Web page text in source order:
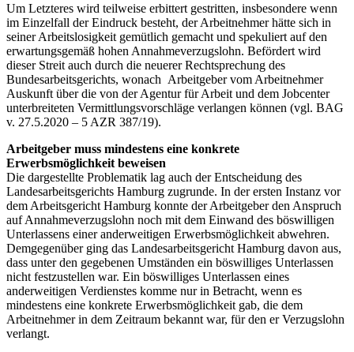
Um Letzteres wird teilweise erbittert gestritten, insbesondere wenn
im Einzelfall der Eindruck besteht, der Arbeitnehmer hätte sich in
seiner Arbeitslosigkeit gemütlich gemacht und spekuliert auf den
erwartungsgemäß hohen Annahmeverzugslohn. Befördert wird
dieser Streit auch durch die neuerer Rechtsprechung des
Bundesarbeitsgerichts, wonach Arbeitgeber vom Arbeitnehmer
Auskunft über die von der Agentur für Arbeit und dem Jobcenter
unterbreiteten Vermittlungsvorschläge verlangen können (vgl. BAG
v. 27.5.2020 – 5 AZR 387/19).
Arbeitgeber muss mindestens eine konkrete
Erwerbsmöglichkeit beweisen
Die dargestellte Problematik lag auch der Entscheidung des
Landesarbeitsgerichts Hamburg zugrunde. In der ersten Instanz vor
dem Arbeitsgericht Hamburg konnte der Arbeitgeber den Anspruch
auf Annahmeverzugslohn noch mit dem Einwand des böswilligen
Unterlassens einer anderweitigen Erwerbsmöglichkeit abwehren.
Demgegenüber ging das Landesarbeitsgericht Hamburg davon aus,
dass unter den gegebenen Umständen ein böswilliges Unterlassen
nicht festzustellen war. Ein böswilliges Unterlassen eines
anderweitigen Verdienstes komme nur in Betracht, wenn es
mindestens eine konkrete Erwerbsmöglichkeit gab, die dem
Arbeitnehmer in dem Zeitraum bekannt war, für den er Verzugslohn
verlangt.